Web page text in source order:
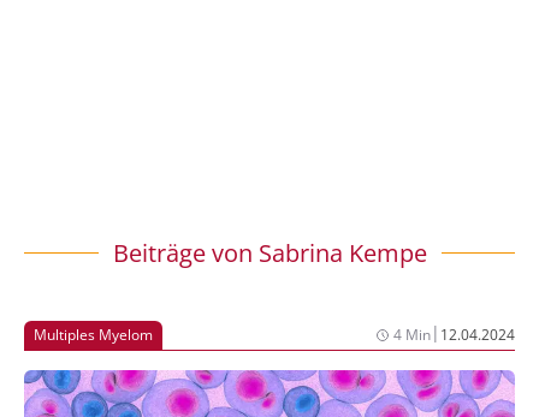
Beiträge von Sabrina Kempe
Multiples Myelom 4 Min| 12.04.2024